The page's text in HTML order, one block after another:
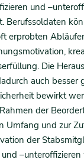
und
Berufssoldaten
erprobten
Die
auch
bewirkt
der
Umfang und zur
der